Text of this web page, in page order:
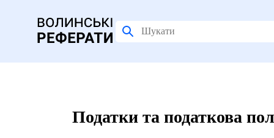
Податки та податкова